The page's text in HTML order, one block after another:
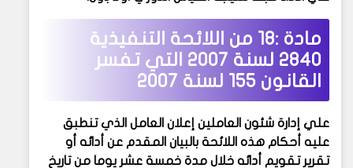
مادة :18 من
اللائحة التنفيذية
2840 لسنة 2007 التي تفسر
القانون 155 لسنة 2007
علي إدارة شئون العاملين إعلان العامل الذي تنطبق
عليه أحكام هذه اللائحة بالبيان المقدم عن أدائه أو
تقرير تقويم أدائه خلال مدة خمسة عشر يوما من تاريخ